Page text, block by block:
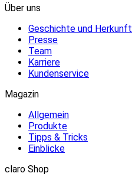
Über uns
Geschichte und Herkunft
Presse
Team
Karriere
Kundenservice
Magazin
Allgemein
Produkte
Tipps & Tricks
Einblicke
claro Shop